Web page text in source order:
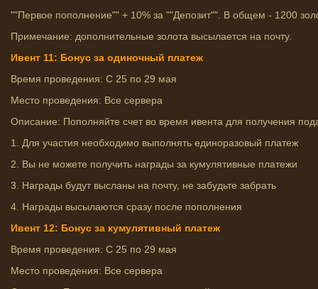
""Первое пополнение"" + 10% за ""Депозит"". В общем - 1200
Примечание: дополнительные золота высылается на почту.
Ивент 11: Бонус за одиночный платеж
Время проведения: С 25 по 29 мая
Место проведения: Все сервера
Описание: Пополняйте счет во время ивента для получения
1. Для участия необходимо выполнять единоразовый платеж
2. Вы не можете получить награды за кумулятивные платежи
3. Награды будут высланы на почту, не забудьте забрать
4. Награды высылаются сразу после пополнения
Ивент 12: Бонус за кумулятивный платеж
Время проведения: С 25 по 29 мая
Место проведения: Все сервера